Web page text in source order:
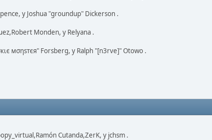
y Joshua "groundup" Dickerson .
Monden, y Relyana .
мσηѕтєя" Forsberg, y Ralph "[n3rve]" Otowo .
Cutanda,ZerK, y jchsm .